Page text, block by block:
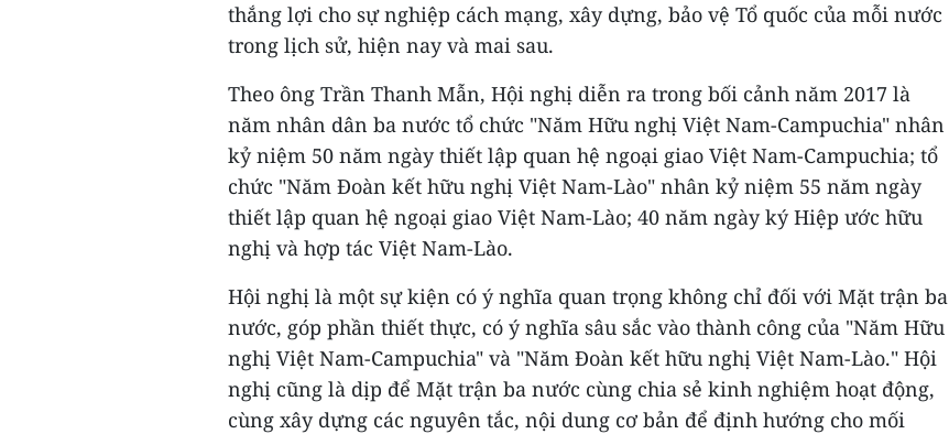
thắng lợi cho sự nghiệp cách mạng, xây dựng, bảo vệ Tổ quốc của mỗi nước
trong lịch sử, hiện nay và mai sau.
Theo ông Trần Thanh Mẫn, Hội nghị diễn ra trong bối cảnh năm 2017 là
năm nhân dân ba nước tổ chức "Năm Hữu nghị Việt Nam-Campuchia" nhân
kỷ niệm 50 năm ngày thiết lập quan hệ ngoại giao Việt Nam-Campuchia; tổ
chức "Năm Đoàn kết hữu nghị Việt Nam-Lào" nhân kỷ niệm 55 năm ngày
thiết lập quan hệ ngoại giao Việt Nam-Lào; 40 năm ngày ký Hiệp ước hữu
nghị và hợp tác Việt Nam-Lào.
Hội nghị là một sự kiện có ý nghĩa quan trọng không chỉ đối với Mặt trận ba
nước, góp phần thiết thực, có ý nghĩa sâu sắc vào thành công của "Năm Hữu
nghị Việt Nam-Campuchia" và "Năm Đoàn kết hữu nghị Việt Nam-Lào." Hội
nghị cũng là dịp để Mặt trận ba nước cùng chia sẻ kinh nghiệm hoạt động,
cùng xây dựng các nguyên tắc, nội dung cơ bản để định hướng cho mối